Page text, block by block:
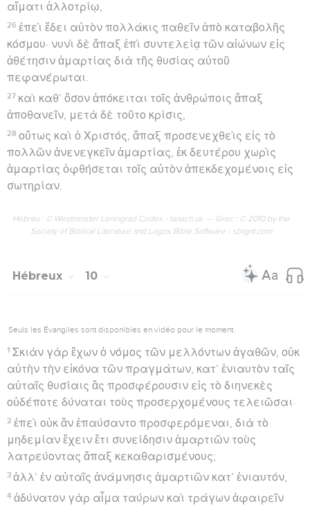
αἵματι ἀλλοτρίῳ,
26 ἐπεὶ ἔδει αὐτὸν πολλάκις παθεῖν ἀπὸ καταβολῆς
κόσμου· νυνὶ δὲ ἅπαξ ἐπὶ συντελείᾳ τῶν αἰώνων εἰς
ἀθέτησιν ἁμαρτίας διὰ τῆς θυσίας αὐτοῦ
πεφανέρωται.
27 καὶ καθ’ ὅσον ἀπόκειται τοῖς ἀνθρώποις ἅπαξ
ἀποθανεῖν, μετὰ δὲ τοῦτο κρίσις,
28 οὕτως καὶ ὁ Χριστός, ἅπαξ προσενεχθεὶς εἰς τὸ
πολλῶν ἀνενεγκεῖν ἁμαρτίας, ἐκ δευτέρου χωρὶς
ἁμαρτίας ὀφθήσεται τοῖς αὐτὸν ἀπεκδεχομένοις εἰς
σωτηρίαν.
Hébreu : © Westminster Leningrad Codex - tanach.us --- Grec : © 2010 by the
Society of Biblical Literature and Logos Bible Software - sblgnt.com
Hébreux 10
Seuls les Évangiles sont disponibles en vidéo pour le moment.
1 Σκιὰν γὰρ ἔχων ὁ νόμος τῶν μελλόντων ἀγαθῶν, οὐκ
αὐτὴν τὴν εἰκόνα τῶν πραγμάτων, κατ’ ἐνιαυτὸν ταῖς
αὐταῖς θυσίαις ἃς προσφέρουσιν εἰς τὸ διηνεκὲς
οὐδέποτε δύναται τοὺς προσερχομένους τελειῶσαι·
2 ἐπεὶ οὐκ ἂν ἐπαύσαντο προσφερόμεναι, διὰ τὸ
μηδεμίαν ἔχειν ἔτι συνείδησιν ἁμαρτιῶν τοὺς
λατρεύοντας ἅπαξ κεκαθαρισμένους;
3 ἀλλ’ ἐν αὐταῖς ἀνάμνησις ἁμαρτιῶν κατ’ ἐνιαυτόν,
4 ἀδύνατον γὰρ αἷμα ταύρων καὶ τράγων ἀφαιρεῖν